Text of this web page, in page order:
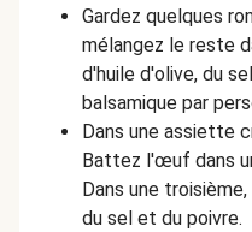
Gardez quelques
mélangez le reste
d'huile d'olive, du
balsamique par
Dans une assiette
Battez l'œuf dans
Dans une
du sel et du poivre.